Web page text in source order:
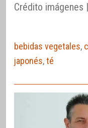
Crédito imágenes |
bebidas vegetales,
japonés,té